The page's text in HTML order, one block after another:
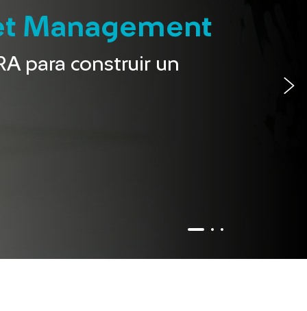
Management
para construir un